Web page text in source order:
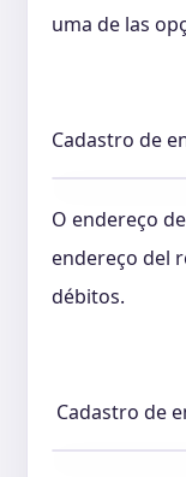
uma de las
Cadastro de
O endereço
endereço del
débitos.
Cadastro de